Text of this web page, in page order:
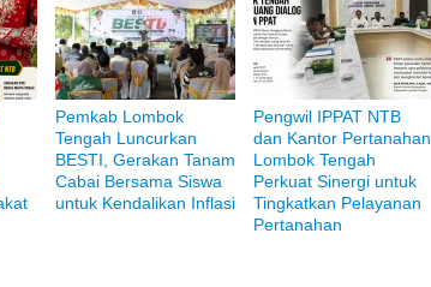
Pemkab Lombok
Tengah Luncurkan
BESTI, Gerakan Tanam
Cabai Bersama Siswa
untuk Kendalikan Inflasi
Pengwil IPPAT NTB
dan Kantor Pertanahan
Lombok Tengah
Perkuat Sinergi untuk
Tingkatkan Pelayanan
Pertanahan
Muamalat